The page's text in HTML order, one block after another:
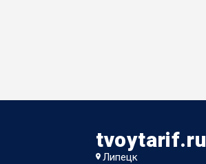
tvoytarif.ru
Липецк